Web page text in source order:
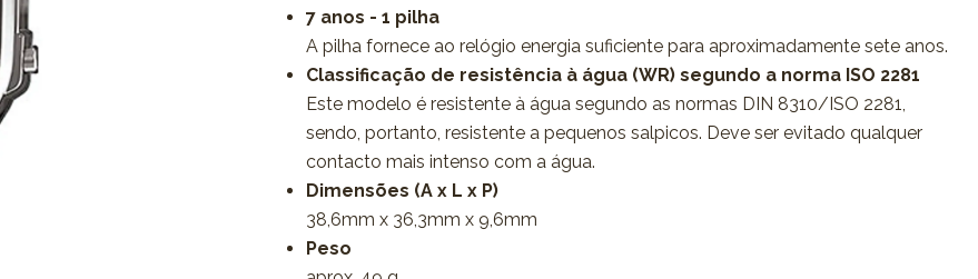
7 anos - 1 pilha
A pilha fornece ao relógio energia suficiente para aproximadamente sete anos.
Classificação de resistência à água (WR) segundo a norma ISO 2281
Este modelo é resistente à água segundo as normas DIN 8310/ISO 2281,
sendo, portanto, resistente a pequenos salpicos. Deve ser evitado qualquer
contacto mais intenso com a água.
Dimensões (A x L x P)
38,6mm x 36,3mm x 9,6mm
Peso